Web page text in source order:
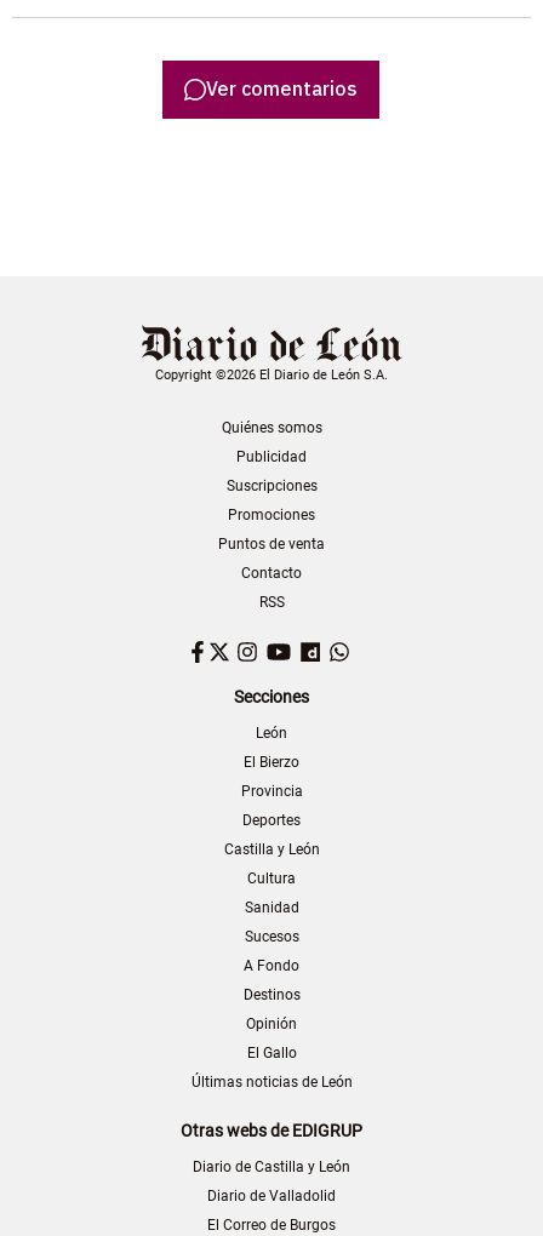
Ver comentarios
Copyright ©2026 El Diario de León S.A.
Quiénes somos
Publicidad
Suscripciones
Promociones
Puntos de venta
Contacto
RSS
Facebook
TwitterInstagram
YouTubeDailymotion
Secciones
León
El Bierzo
Provincia
Deportes
Castilla y León
Cultura
Sanidad
Sucesos
A Fondo
Destinos
Opinión
El Gallo
Últimas noticias de León
Otras webs de EDIGRUP
Diario de Castilla y León
Diario de Valladolid
El Correo de Burgos